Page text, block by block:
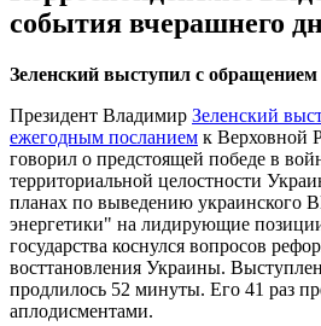
события вчерашнего
Зеленский выступил с
Президент Владимир Зеленский
ежегодным посланием к Верховной
говорил о предстоящей победе в
территориальной целостности
планах по выведению украинского
энергетики" на лидирующие
государства коснулся вопросов
восттановления Украины.
продлилось 52 минуты. Его 41 раз
аплодисментами.